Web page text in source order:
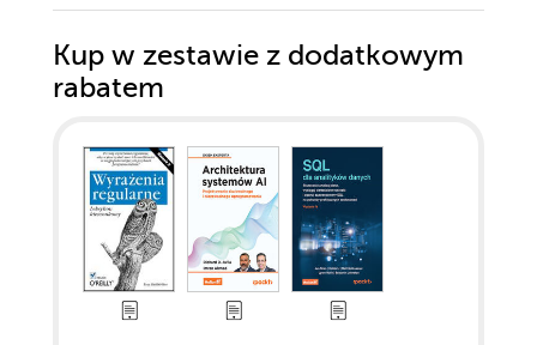
Kup w zestawie z dodatkowym
rabatem